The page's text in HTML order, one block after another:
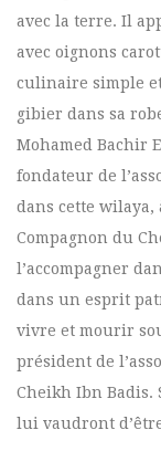
avec la terre. Il
avec oignons
culinaire simple
gibier dans sa
Mohamed Bachir
fondateur de
dans cette wilaya,
Compagnon du
l’accompagner
dans un esprit
vivre et mourir
président de
Cheikh Ibn Badis.
lui vaudront